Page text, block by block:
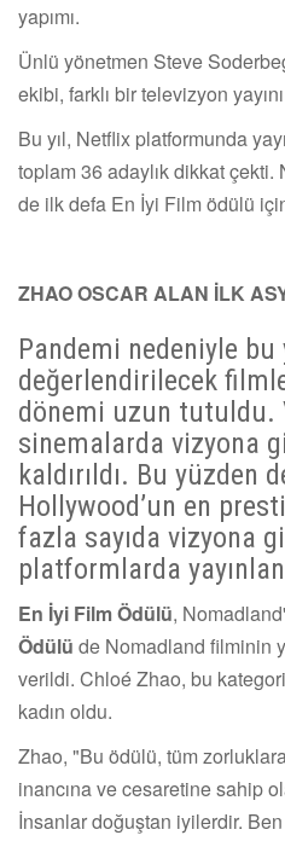
yapımı.
Ünlü yönetmen Steve
ekibi, farklı bir televizyon
Bu yıl, Netflix platformunda
toplam 36 adaylık dikkat çekti.
de ilk defa En İyi Film ödülü için
ZHAO OSCAR ALAN İLK
Pandemi nedeniyle bu
değerlendirilecek
dönemi uzun tutuldu.
sinemalarda vizyona
kaldırıldı. Bu yüzden
Hollywood’un en
fazla sayıda vizyona
platformlarda
En İyi Film Ödülü,
Ödülü de Nomadland filminin
verildi. Chloé Zhao, bu
kadın oldu.
Zhao, "Bu ödülü, tüm
inancına ve cesaretine sahip
İnsanlar doğuştan iyilerdir.